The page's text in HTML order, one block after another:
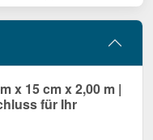
x 15 cm x 2,00 m |
für Ihr